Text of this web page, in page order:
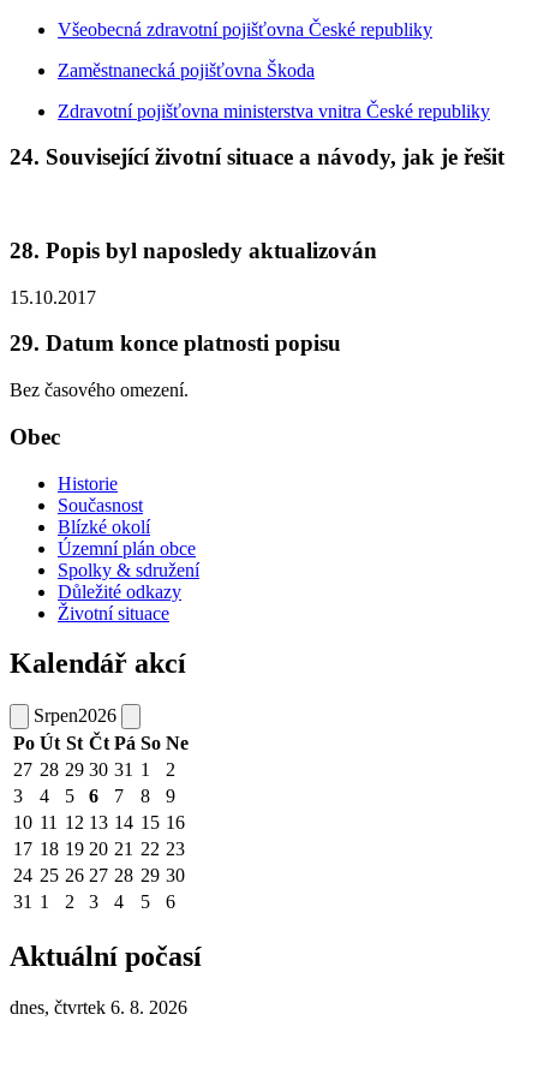
Všeobecná zdravotní pojišťovna České republiky
Zaměstnanecká pojišťovna Škoda
Zdravotní pojišťovna ministerstva vnitra České republiky
24. Související životní situace a návody, jak je řešit
28. Popis byl naposledy aktualizován
15.10.2017
29. Datum konce platnosti popisu
Bez časového omezení.
Obec
Historie
Současnost
Blízké okolí
Územní plán obce
Spolky & sdružení
Důležité odkazy
Životní situace
Kalendář akcí
Srpen2026
Po Út St Čt Pá So Ne
27 28 29 30 31 1
2
3
4 5 6 7 8
9
10 11 12 13 14 15 16
17 18 19 20 21 22 23
24 25 26 27 28 29 30
31 1 2 3 4 5 6
Aktuální počasí
dnes, čtvrtek 6. 8. 2026